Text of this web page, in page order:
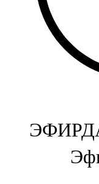
Баулы
107,5 FM
Биләр
Болгар
106,0 FM
Бөгелмә